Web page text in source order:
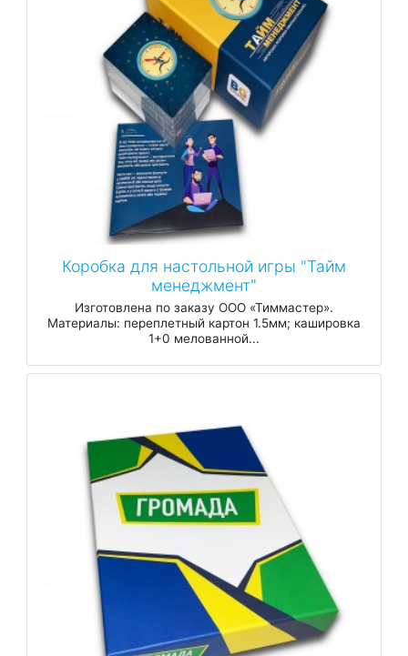
Коробка для настольной игры "Тайм
менеджмент"
Изготовлена по заказу ООО «Тиммастер».
Материалы: переплетный картон 1.5мм; кашировка
1+0 мелованной...